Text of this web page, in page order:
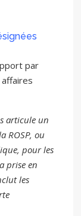
par
affaires
articule un
ROSP, ou
pour les
prise en
les